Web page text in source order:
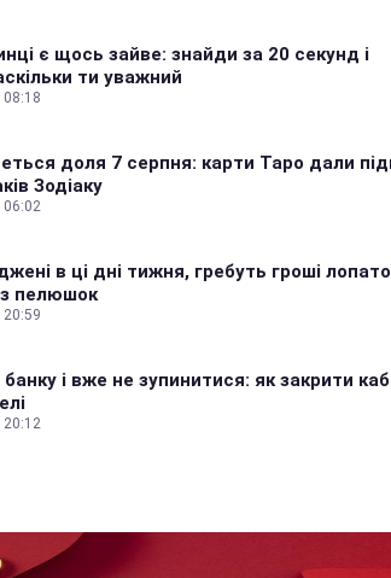
є щось зайве: знайди за 20 секунд і
ти уважний
08:18
доля 7 серпня: карти Таро дали
Зодіаку
06:02
в ці дні тижня, гребуть гроші
пелюшок
20:59
і вже не зупинитися: як закрити
20:12